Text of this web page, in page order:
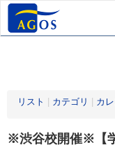
リスト カテゴリ カ
※渋谷校開催※【